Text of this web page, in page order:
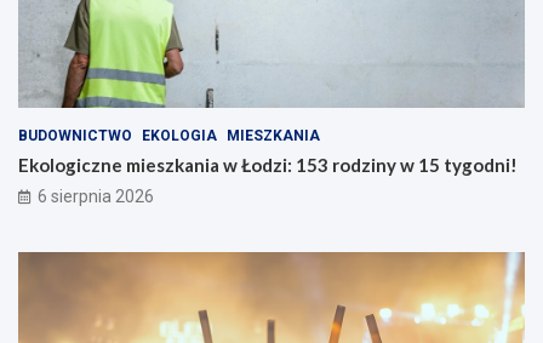
BUDOWNICTWO EKOLOGIA MIESZKANIA
Ekologiczne mieszkania w Łodzi: 153 rodziny w 15 tygodni!
6 sierpnia 2026